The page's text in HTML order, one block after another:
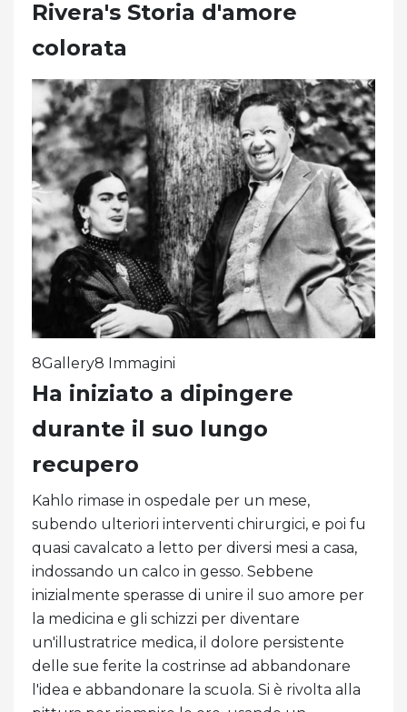
Rivera's Storia d'amore
colorata
8Gallery8 Immagini
Ha iniziato a dipingere
durante il suo lungo
recupero
Kahlo rimase in ospedale per un mese,
subendo ulteriori interventi chirurgici, e poi fu
quasi cavalcato a letto per diversi mesi a casa,
indossando un calco in gesso. Sebbene
inizialmente sperasse di unire il suo amore per
la medicina e gli schizzi per diventare
un'illustratrice medica, il dolore persistente
delle sue ferite la costrinse ad abbandonare
l'idea e abbandonare la scuola. Si è rivolta alla